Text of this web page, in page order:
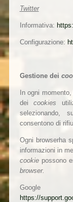
Twitter
Informativa:
Configurazione:
Gestione dei
In ogni
deicookies
selezionando,
consentono di
Ogni browserha
informazioni in
cookie possono
browser.
https://